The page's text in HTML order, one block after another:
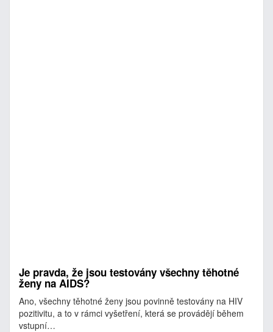
Je pravda, že jsou testovány všechny těhotné
ženy na AIDS?
Ano, všechny těhotné ženy jsou povinně testovány na HIV
pozitivitu, a to v rámci vyšetření, která se provádějí během
vstupní…